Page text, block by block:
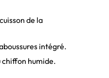
de la
intégré.
chiffon humide.